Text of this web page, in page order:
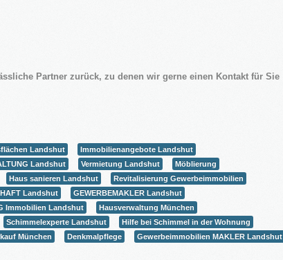
Partner zurück, zu denen wir gerne einen Kontakt für Sie
Landshut
Immobilienangebote Landshut
Landshut Vermietung Landshut
Möblierung
Haus sanieren Landshut
Revitalisierung Gewerbeimmobilien
Landshut
GEWERBEMAKLER Landshut
Immobilien Landshut
Hausverwaltung München
Schimmelexperte Landshut
Hilfe bei Schimmel in der Wohnung
München Denkmalpflege Gewerbeimmobilien MAKLER Landshut